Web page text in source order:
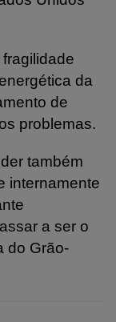
da
de
problemas.
também
internamente
a ser o
do Grão-